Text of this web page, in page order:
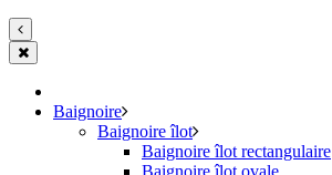
Baignoire
Baignoire îlot
Baignoire îlot rectangulaire
Baignoire îlot ovale